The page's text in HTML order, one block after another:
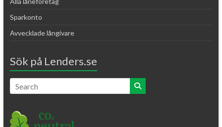
Sparkonto
Avvecklade långivare
Sök på Lenders.se